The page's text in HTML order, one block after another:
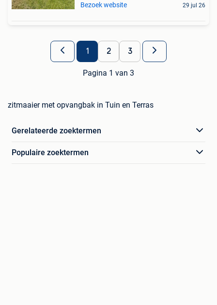
Bezoek website 29 jul 26
1 2 3
Pagina 1 van 3
zitmaaier met opvangbak in Tuin en Terras
Gerelateerde zoektermen
Populaire zoektermen